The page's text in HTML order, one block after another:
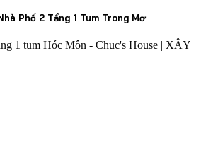
Phố 2 Tầng 1 Tum Trong Mơ